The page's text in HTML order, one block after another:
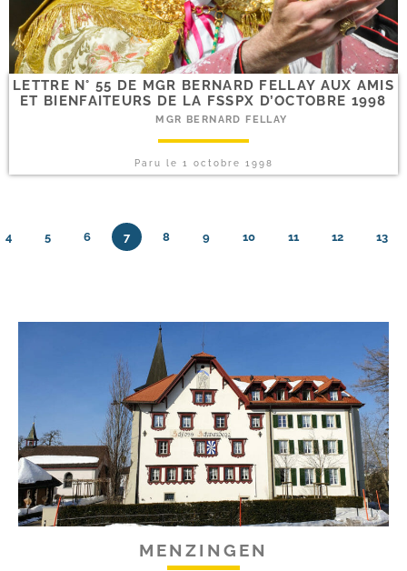
LETTRE N° 55 DE MGR BERNARD FELLAY AUX AMIS
ET BIENFAITEURS DE LA FSSPX D’OCTOBRE 1998
MGR BERNARD FELLAY
Paru le 1 octobre 1998
4 5 6 7 8 9 10 11 12 13
MENZINGEN